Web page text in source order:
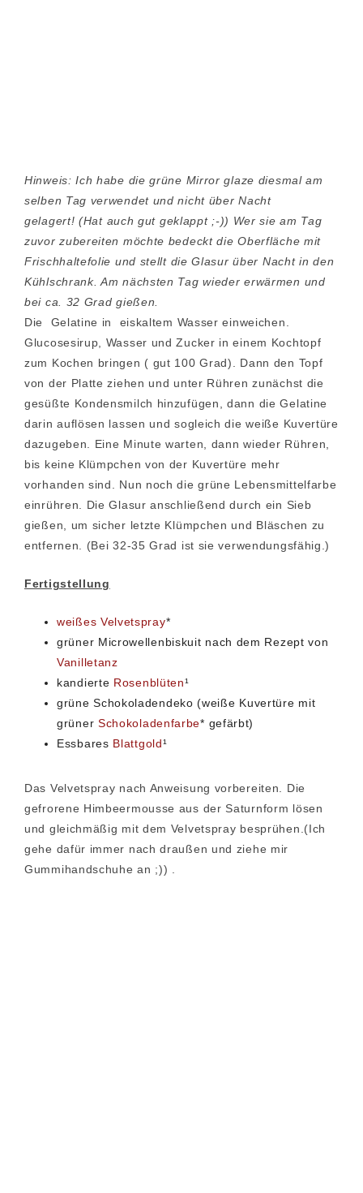
Hinweis: Ich habe die grüne Mirror glaze diesmal am
selben Tag verwendet und nicht über Nacht
gelagert! (Hat auch gut geklappt ;-)) Wer sie am Tag
zuvor zubereiten möchte bedeckt die Oberfläche mit
Frischhaltefolie und stellt die Glasur über Nacht in den
Kühlschrank. Am nächsten Tag wieder erwärmen und
bei ca. 32 Grad gießen.
Die Gelatine in eiskaltem Wasser einweichen.
Glucosesirup, Wasser und Zucker in einem Kochtopf
zum Kochen bringen ( gut 100 Grad). Dann den Topf
von der Platte ziehen und unter Rühren zunächst die
gesüßte Kondensmilch hinzufügen, dann die Gelatine
darin auflösen lassen und sogleich die weiße Kuvertüre
dazugeben. Eine Minute warten, dann wieder Rühren,
bis keine Klümpchen von der Kuvertüre mehr
vorhanden sind. Nun noch die grüne Lebensmittelfarbe
einrühren. Die Glasur anschließend durch ein Sieb
gießen, um sicher letzte Klümpchen und Bläschen zu
entfernen. (Bei 32-35 Grad ist sie verwendungsfähig.)
Fertigstellung
weißes Velvetspray*
grüner Microwellenbiskuit nach dem Rezept von
Vanilletanz
kandierte Rosenblüten¹
grüne Schokoladendeko (weiße Kuvertüre mit
grüner Schokoladenfarbe* gefärbt)
Essbares Blattgold¹
Das Velvetspray nach Anweisung vorbereiten. Die
gefrorene Himbeermousse aus der Saturnform lösen
und gleichmäßig mit dem Velvetspray besprühen.(Ich
gehe dafür immer nach draußen und ziehe mir
Gummihandschuhe an ;)) .